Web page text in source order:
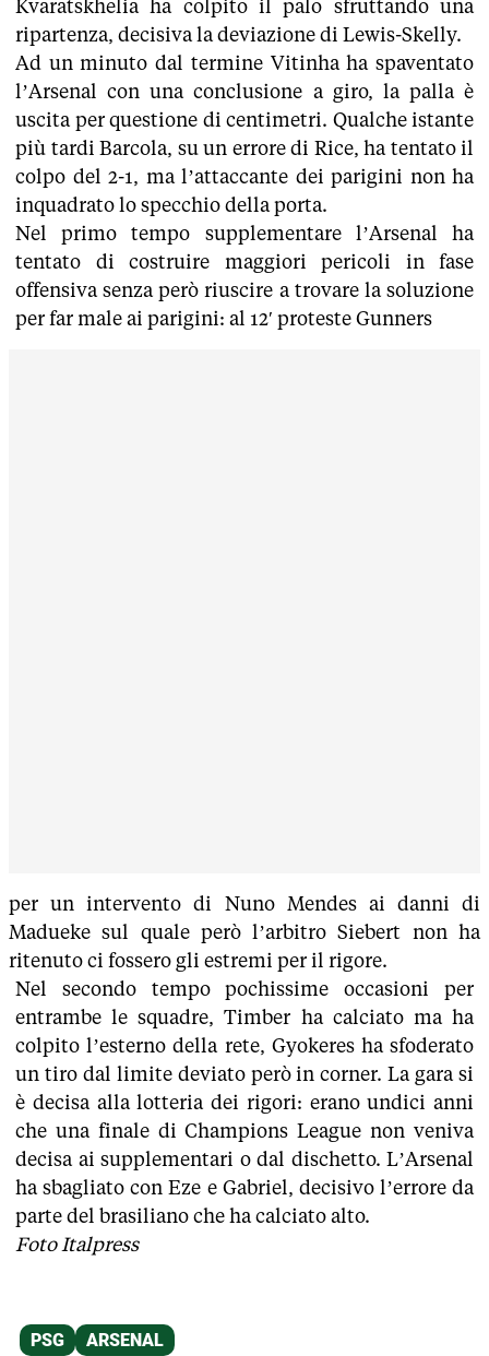
Kvaratskhelia ha colpito il palo sfruttando una
ripartenza, decisiva la deviazione di Lewis-Skelly.
Ad un minuto dal termine Vitinha ha spaventato
l’Arsenal con una conclusione a giro, la palla è
uscita per questione di centimetri. Qualche istante
più tardi Barcola, su un errore di Rice, ha tentato il
colpo del 2-1, ma l’attaccante dei parigini non ha
inquadrato lo specchio della porta.
Nel primo tempo supplementare l’Arsenal ha
tentato di costruire maggiori pericoli in fase
offensiva senza però riuscire a trovare la soluzione
per far male ai parigini: al 12′ proteste Gunners
per un intervento di Nuno Mendes ai danni di
Madueke sul quale però l’arbitro Siebert non ha
ritenuto ci fossero gli estremi per il rigore.
Nel secondo tempo pochissime occasioni per
entrambe le squadre, Timber ha calciato ma ha
colpito l’esterno della rete, Gyokeres ha sfoderato
un tiro dal limite deviato però in corner. La gara si
è decisa alla lotteria dei rigori: erano undici anni
che una finale di Champions League non veniva
decisa ai supplementari o dal dischetto. L’Arsenal
ha sbagliato con Eze e Gabriel, decisivo l’errore da
parte del brasiliano che ha calciato alto.
Foto Italpress